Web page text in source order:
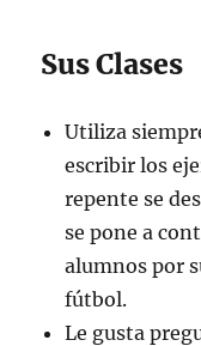
Sus Clases
Utiliza
escribir los
repente se
se pone a
alumnos por
fútbol.
Le gusta